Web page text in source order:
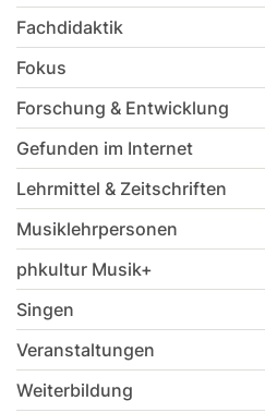
Fachdidaktik
Fokus
Forschung & Entwicklung
Gefunden im Internet
Lehrmittel & Zeitschriften
Musiklehrpersonen
phkultur Musik+
Singen
Veranstaltungen
Weiterbildung